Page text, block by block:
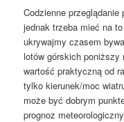
Codzienne
jednak trzeba mieć na
ukrywajmy czasem
lotów górskich poniższy
wartość praktyczną od
tylko kierunek/moc
może być dobrym
prognoz